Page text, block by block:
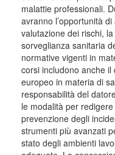
malattie professionali.
avranno l’opportunità
valutazione dei rischi,
sorveglianza sanitaria
normative vigenti in
corsi includono anche
europeo in materia di
responsabilità del
le modalità per
prevenzione degli
strumenti più avanzati
stato degli ambienti